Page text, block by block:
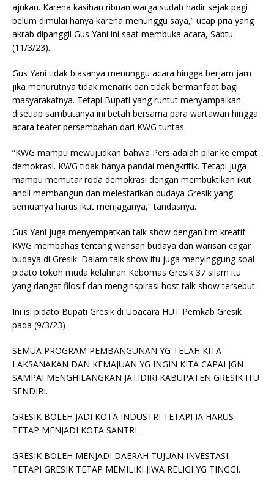
ajukan. Karena kasihan ribuan warga sudah hadir sejak pagi
belum dimulai hanya karena menunggu saya,” ucap pria yang
akrab dipanggil Gus Yani ini saat membuka acara, Sabtu
(11/3/23).
Gus Yani tidak biasanya menunggu acara hingga berjam jam
jika menurutnya tidak menarik dan tidak bermanfaat bagi
masyarakatnya. Tetapi Bupati yang runtut menyampaikan
disetiap sambutanya ini betah bersama para wartawan hingga
acara teater persembahan dari KWG tuntas.
“KWG mampu mewujudkan bahwa Pers adalah pilar ke empat
demokrasi. KWG tidak hanya pandai mengkritik. Tetapi juga
mampu memutar roda demokrasi dengan membuktikan ikut
andil membangun dan melestarikan budaya Gresik yang
semuanya harus ikut menjaganya,” tandasnya.
Gus Yani juga menyempatkan talk show dengan tim kreatif
KWG membahas tentang warisan budaya dan warisan cagar
budaya di Gresik. Dalam talk show itu juga menyinggung soal
pidato tokoh muda kelahiran Kebomas Gresik 37 silam itu
yang dangat filosif dan menginspirasi host talk show tersebut.
Ini isi pidato Bupati Gresik di Uoacara HUT Pemkab Gresik
pada (9/3/23)
SEMUA PROGRAM PEMBANGUNAN YG TELAH KITA
LAKSANAKAN DAN KEMAJUAN YG INGIN KITA CAPAI JGN
SAMPAI MENGHILANGKAN JATIDIRI KABUPATEN GRESIK ITU
SENDIRI.
GRESIK BOLEH JADI KOTA INDUSTRI TETAPI IA HARUS
TETAP MENJADI KOTA SANTRI.
GRESIK BOLEH MENJADI DAERAH TUJUAN INVESTASI,
TETAPI GRESIK TETAP MEMILIKI JIWA RELIGI YG TINGGI.